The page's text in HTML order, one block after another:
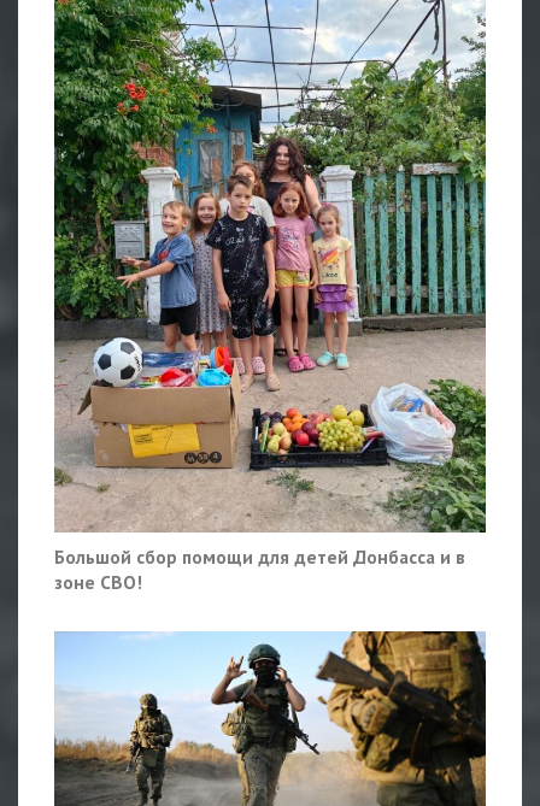
Большой сбор помощи для детей Донбасса и в
зоне СВО!